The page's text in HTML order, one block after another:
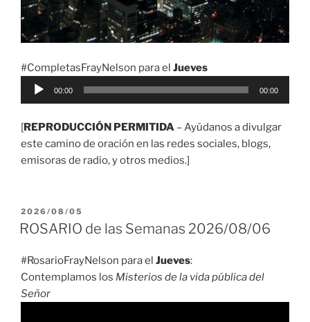
#CompletasFrayNelson para el Jueves
Reproductor
00:00 00:00
[REPRODUCCIÓN PERMITIDA – Ayúdanos a divulgar
este camino de oración en las redes sociales, blogs,
emisoras de radio, y otros medios.]
PUBLICADO
EL
2026/08/05
ROSARIO de las Semanas 2026/08/06
#RosarioFrayNelson para el Jueves:
Contemplamos los Misterios de la vida pública del
Señor